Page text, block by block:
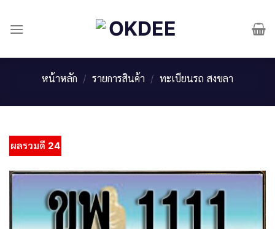
content
หน้าหลัก / รายการสินค้า / ทะเบียนรถ สงขลา
ผลรวมดี 24